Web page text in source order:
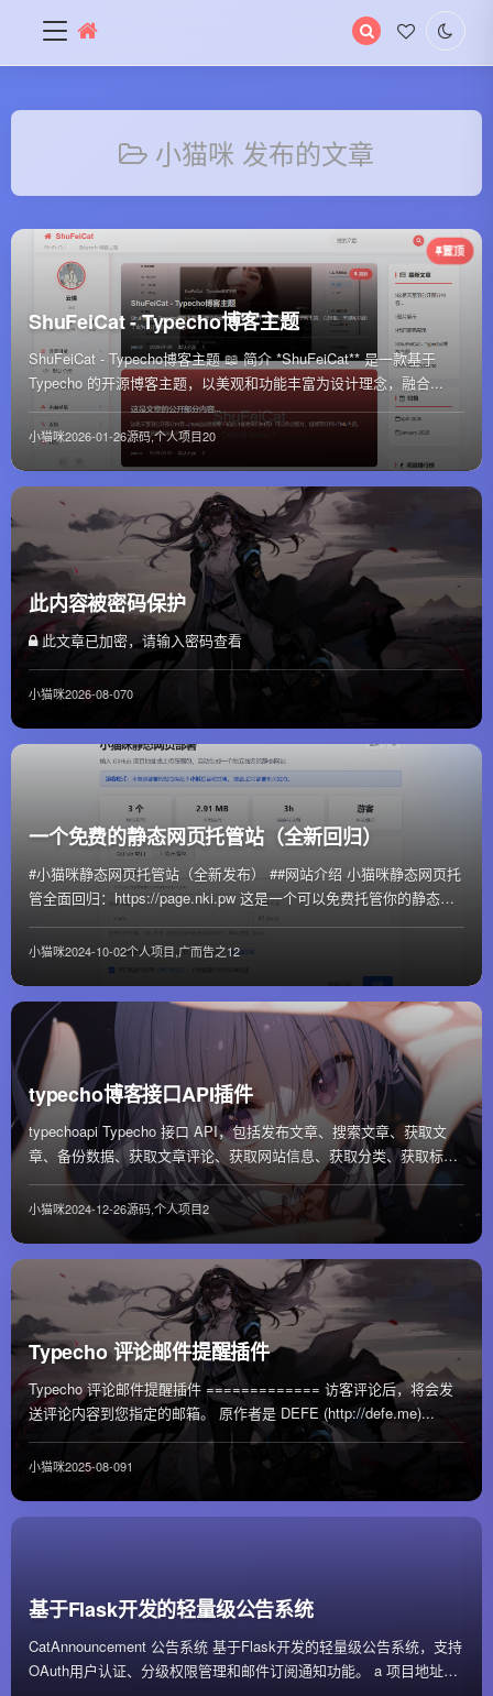
搜
索
关
小猫咪 发布的文章
置顶
ShuFeiCat - Typecho博客主题
ShuFeiCat - Typecho博客主题 📖 简介 *ShuFeiCat** 是一款基于
Typecho 的开源博客主题，以美观和功能丰富为设计理念，融合...
小猫咪2026-01-26源码,个人项目20
此内容被密码保护
此文章已加密，请输入密码查看
小猫咪2026-08-070
一个免费的静态网页托管站（全新回归）
#小猫咪静态网页托管站（全新发布） ##网站介绍 小猫咪静态网页托
管全面回归：https://page.nki.pw 这是一个可以免费托管你的静态网
页的网站，包...
小猫咪2024-10-02个人项目,广而告之12
typecho博客接口API插件
typechoapi Typecho 接口 API，包括发布文章、搜索文章、获取文
章、备份数据、获取文章评论、获取网站信息、获取分类、获取标签
等接口，持续更新中...
小猫咪2024-12-26源码,个人项目2
Typecho 评论邮件提醒插件
Typecho 评论邮件提醒插件 ============= 访客评论后，将会发
送评论内容到您指定的邮箱。 原作者是 DEFE (http://defe.me)...
小猫咪2025-08-091
基于Flask开发的轻量级公告系统
CatAnnouncement 公告系统 基于Flask开发的轻量级公告系统，支持
OAuth用户认证、分级权限管理和邮件订阅通知功能。 a 项目地址